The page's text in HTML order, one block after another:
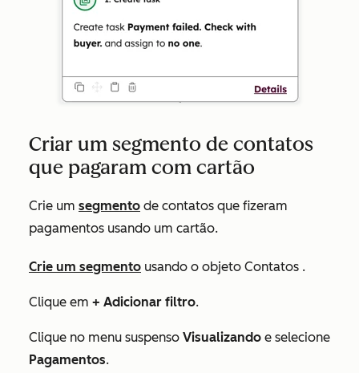
Criar um segmento de contatos
que pagaram com cartão
Crie um segmento de contatos que fizeram
pagamentos usando um cartão.
Crie um segmento usando o objeto Contatos .
Clique em + Adicionar filtro.
Clique no menu suspenso Visualizando e selecione
Pagamentos.